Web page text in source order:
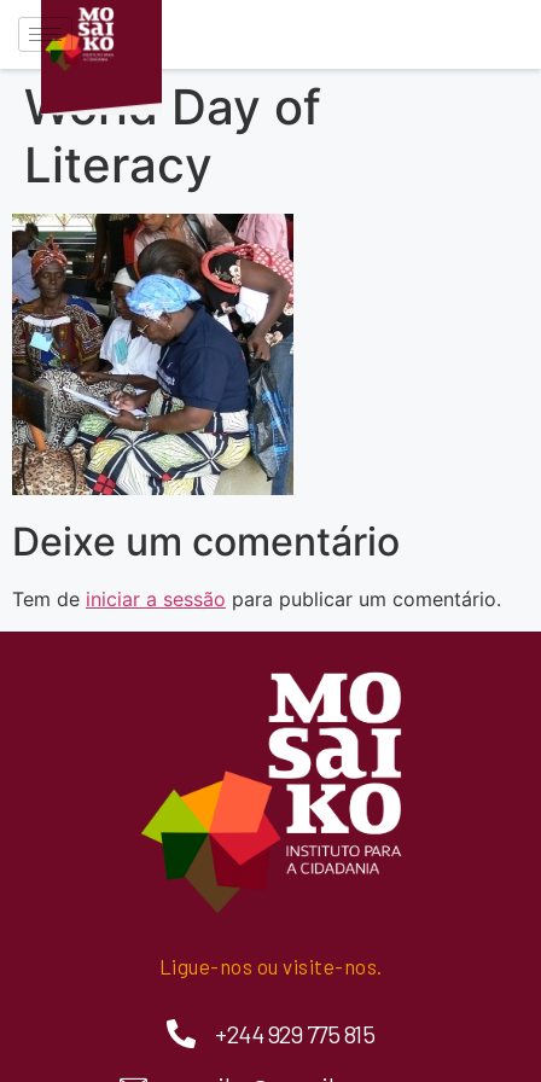
World Day of
Literacy
Deixe um comentário
Tem de iniciar a sessão para publicar um comentário.
Ligue-nos ou visite-nos.
+244 929 775 815